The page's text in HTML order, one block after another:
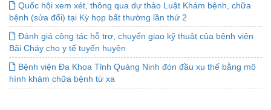
Quốc hội xem xét, thông qua dự thảo Luật Khám bệnh, chữa
bệnh (sửa đổi) tại Kỳ họp bất thường lần thứ 2
Đánh giá công tác hỗ trợ, chuyển giao kỹ thuật của bệnh viện
Bãi Cháy cho y tế tuyến huyện
Bệnh viện Đa Khoa Tỉnh Quảng Ninh đón đầu xu thế bằng mô
hình khám chữa bệnh từ xa